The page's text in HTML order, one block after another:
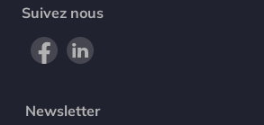
Suivez nous
Newsletter